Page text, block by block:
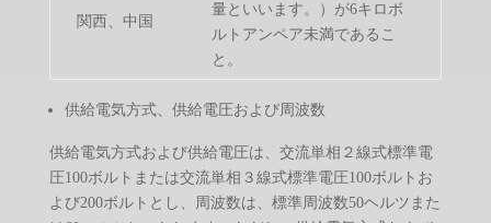
関西、中国
量といいます。）が6キロボ
ルトアンペア未満であるこ
と。
供給電気方式、供給電圧および周波数
供給電気方式および供給電圧は、交流単相２線式標準電
圧100ボルトまたは交流単相３線式標準電圧100ボルトお
よび200ボルトとし、周波数は、標準周波数50ヘルツまた